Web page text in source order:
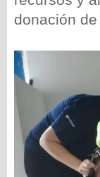
donación